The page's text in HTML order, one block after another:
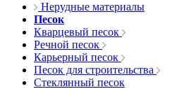
Нерудные материалы
Песок
Кварцевый песок
Речной песок
Карьерный песок
Песок для строительства
Стеклянный песок